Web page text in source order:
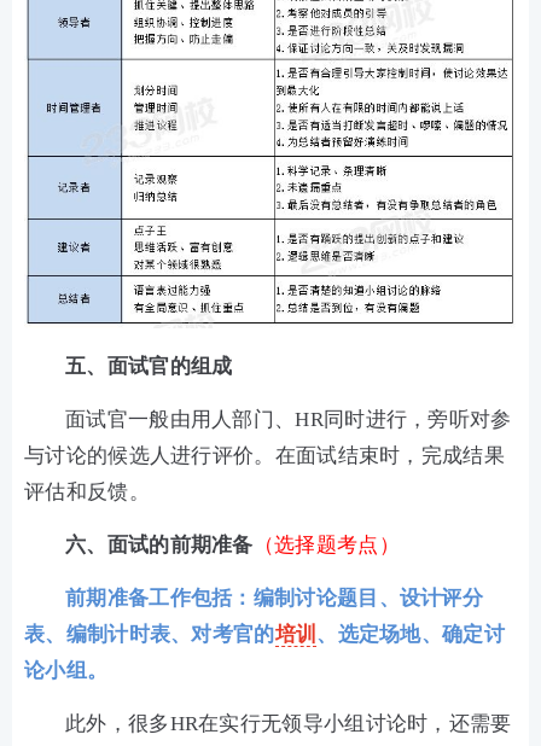
五、面试官的组成
面试官一般由用人部门、HR同时进行，旁听对参
与讨论的候选人进行评价。在面试结束时，完成结果
评估和反馈。
六、面试的前期准备 （选择题考点）
前期准备工作包括：编制讨论题目、设计评分
表、编制计时表、对考官的培训 、选定场地、确定讨
论小组 。
此外，很多HR在实行无领导小组讨论时，还需要